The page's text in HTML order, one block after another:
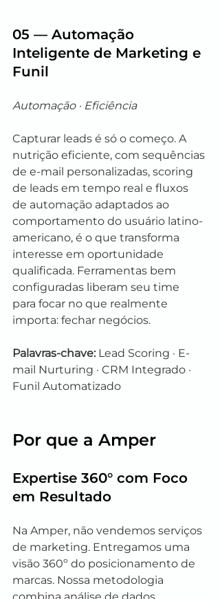
05 — Automação
Inteligente de Marketing e
Funil
Automação · Eficiência
Capturar leads é só o começo. A
nutrição eficiente, com sequências
de e-mail personalizadas, scoring
de leads em tempo real e fluxos
de automação adaptados ao
comportamento do usuário latino-
americano, é o que transforma
interesse em oportunidade
qualificada. Ferramentas bem
configuradas liberam seu time
para focar no que realmente
importa: fechar negócios.
Palavras-chave: Lead Scoring · E-
mail Nurturing · CRM Integrado ·
Funil Automatizado
Por que a Amper
Expertise 360° com Foco
em Resultado
Na Amper, não vendemos serviços
de marketing. Entregamos uma
visão 360º do posicionamento de
marcas. Nossa metodologia